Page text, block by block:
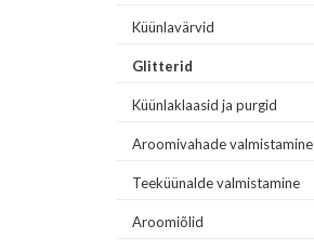
Küünlavärvid
Glitterid
Küünlaklaasid ja purgid
Aroomivahade valmistamine
Teeküünalde valmistamine
Aroomiõlid